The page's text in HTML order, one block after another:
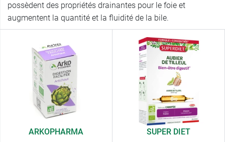
possèdent des propriétés drainantes pour le foie et
augmentent la quantité et la fluidité de la bile.
ARKOPHARMA SUPER DIET